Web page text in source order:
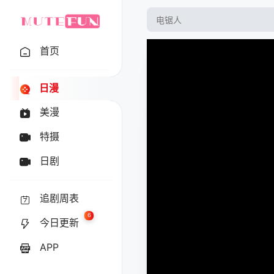
首页
日漫
美漫
特摄
日剧
追剧周表
今日更新
6
APP